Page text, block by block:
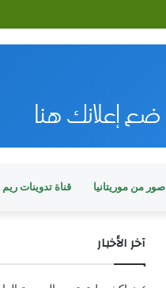
صور من موريتانيا قناة تدوينات ريم TDR
آخر الأخبار